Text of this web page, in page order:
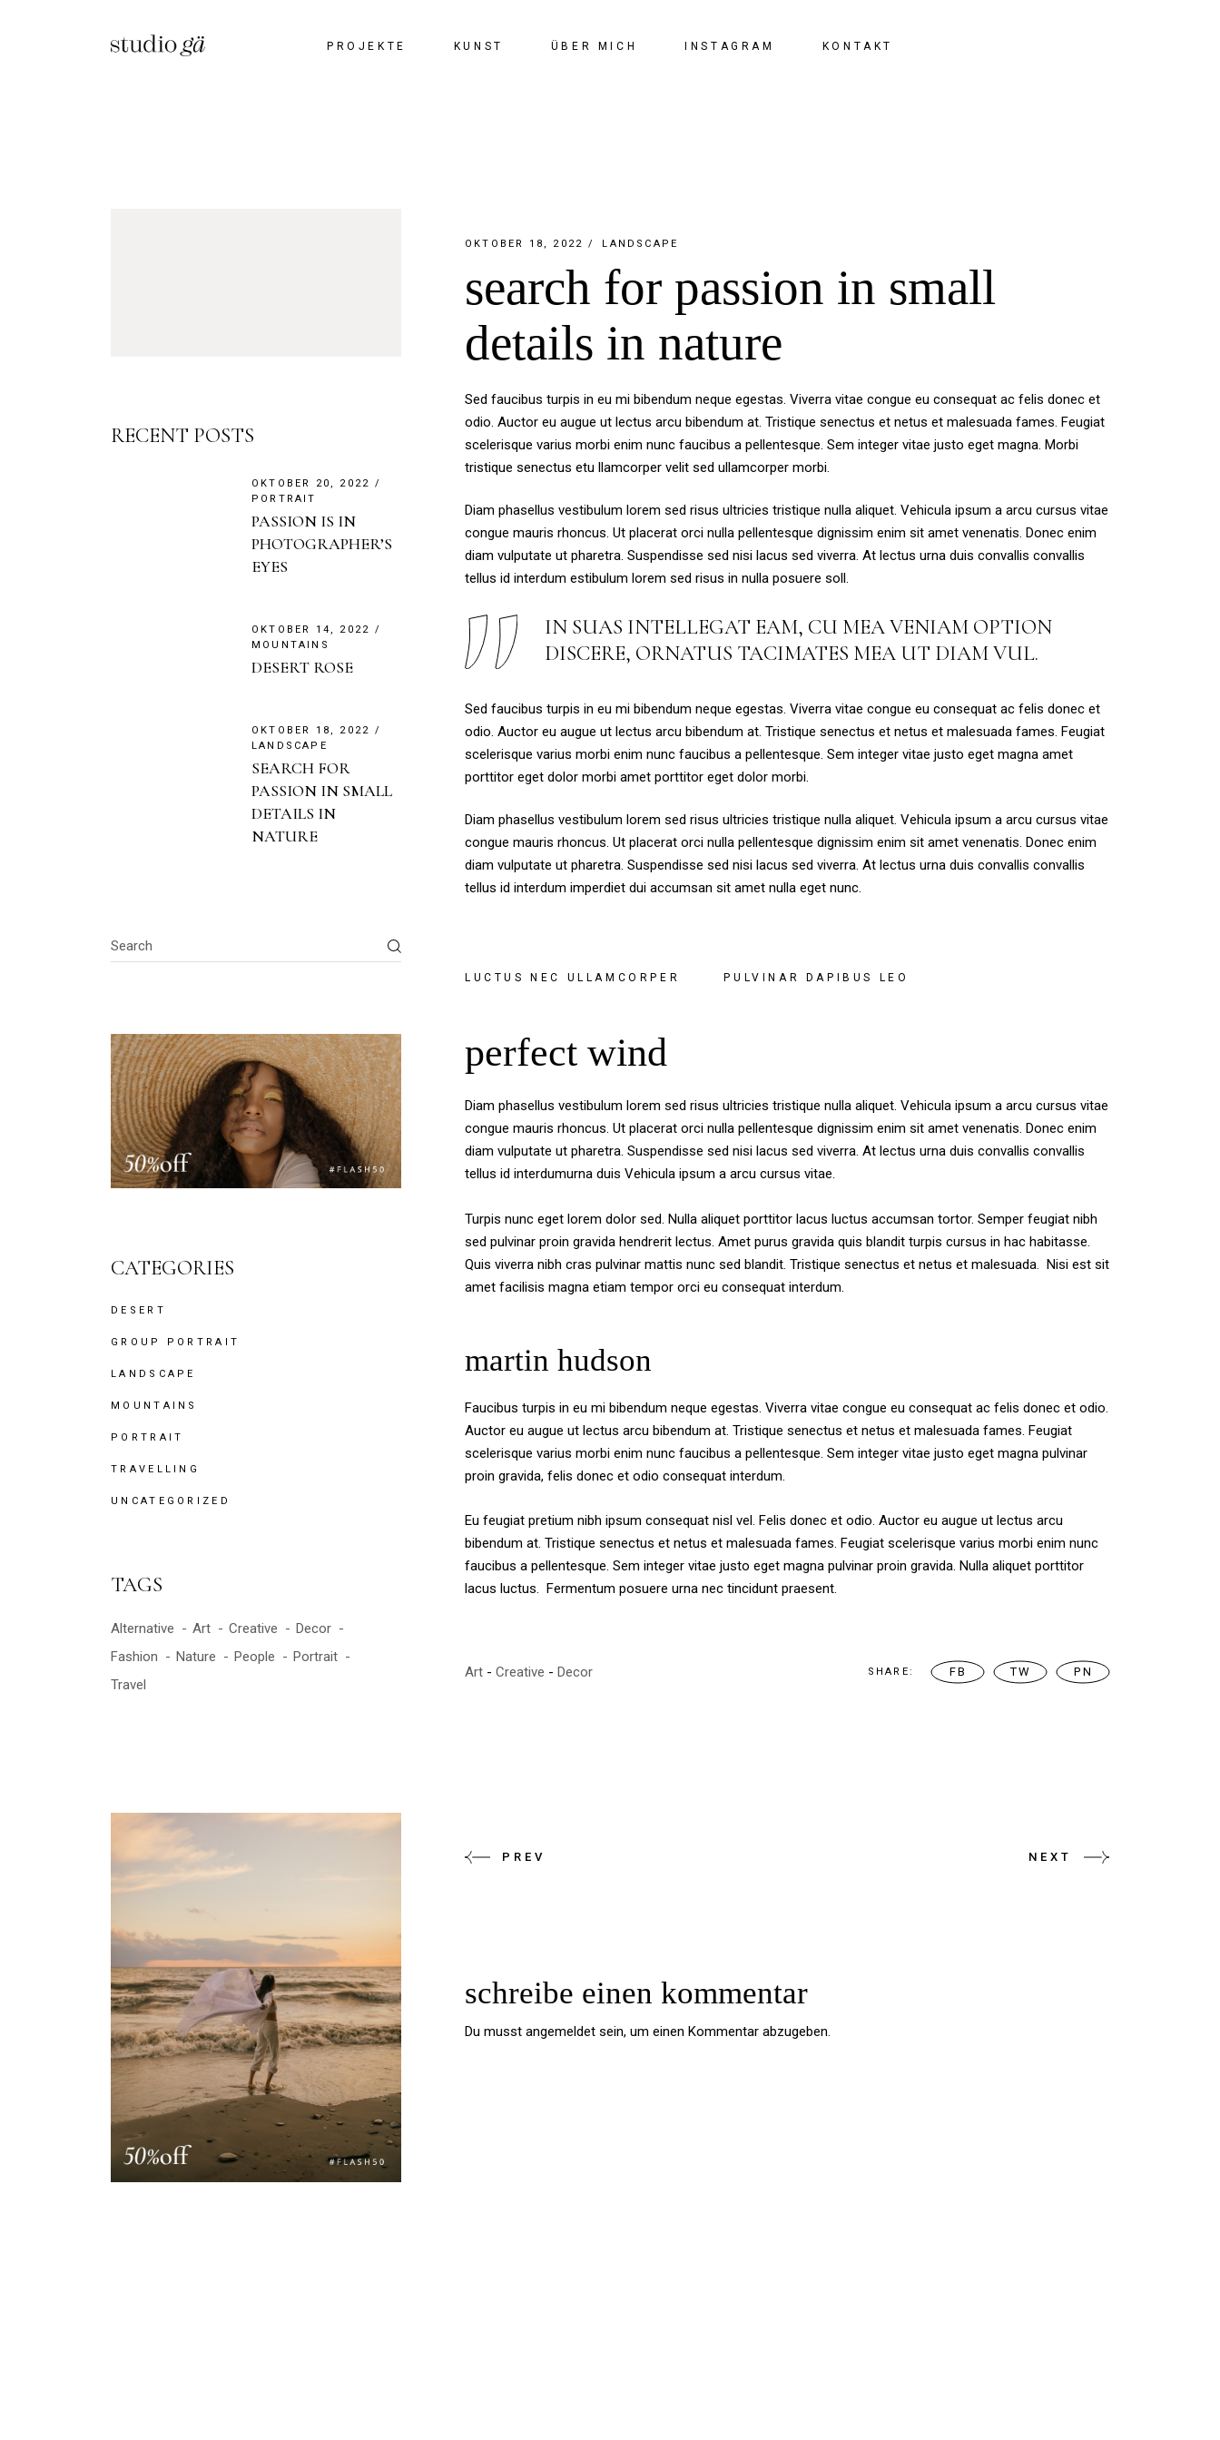
PROJEKTE KUNST ÜBER MICH INSTAGRAM KONTAKT
OKTOBER 18, 2022 LANDSCAPE
search for passion in small
details in nature
Sed faucibus turpis in eu mi bibendum neque egestas. Viverra vitae congue eu consequat ac felis donec et
odio. Auctor eu augue ut lectus arcu bibendum at. Tristique senectus et netus et malesuada fames. Feugiat
scelerisque varius morbi enim nunc faucibus a pellentesque. Sem integer vitae justo eget magna. Morbi
tristique senectus etu llamcorper velit sed ullamcorper morbi.
Diam phasellus vestibulum lorem sed risus ultricies tristique nulla aliquet. Vehicula ipsum a arcu cursus vitae
congue mauris rhoncus. Ut placerat orci nulla pellentesque dignissim enim sit amet venenatis. Donec enim
diam vulputate ut pharetra. Suspendisse sed nisi lacus sed viverra. At lectus urna duis convallis convallis
tellus id interdum estibulum lorem sed risus in nulla posuere soll.
IN SUAS INTELLEGAT EAM, CU MEA VENIAM OPTION
DISCERE, ORNATUS TACIMATES MEA UT DIAM VUL.
Sed faucibus turpis in eu mi bibendum neque egestas. Viverra vitae congue eu consequat ac felis donec et
odio. Auctor eu augue ut lectus arcu bibendum at. Tristique senectus et netus et malesuada fames. Feugiat
scelerisque varius morbi enim nunc faucibus a pellentesque. Sem integer vitae justo eget magna amet
porttitor eget dolor morbi amet porttitor eget dolor morbi.
Diam phasellus vestibulum lorem sed risus ultricies tristique nulla aliquet. Vehicula ipsum a arcu cursus vitae
congue mauris rhoncus. Ut placerat orci nulla pellentesque dignissim enim sit amet venenatis. Donec enim
diam vulputate ut pharetra. Suspendisse sed nisi lacus sed viverra. At lectus urna duis convallis convallis
tellus id interdum imperdiet dui accumsan sit amet nulla eget nunc.
LUCTUS NEC ULLAMCORPER PULVINAR DAPIBUS LEO
perfect wind
Diam phasellus vestibulum lorem sed risus ultricies tristique nulla aliquet. Vehicula ipsum a arcu cursus vitae
congue mauris rhoncus. Ut placerat orci nulla pellentesque dignissim enim sit amet venenatis. Donec enim
diam vulputate ut pharetra. Suspendisse sed nisi lacus sed viverra. At lectus urna duis convallis convallis
tellus id interdumurna duis Vehicula ipsum a arcu cursus vitae.
Turpis nunc eget lorem dolor sed. Nulla aliquet porttitor lacus luctus accumsan tortor. Semper feugiat nibh
sed pulvinar proin gravida hendrerit lectus. Amet purus gravida quis blandit turpis cursus in hac habitasse.
Quis viverra nibh cras pulvinar mattis nunc sed blandit. Tristique senectus et netus et malesuada. Nisi est sit
amet facilisis magna etiam tempor orci eu consequat interdum.
martin hudson
Faucibus turpis in eu mi bibendum neque egestas. Viverra vitae congue eu consequat ac felis donec et odio.
Auctor eu augue ut lectus arcu bibendum at. Tristique senectus et netus et malesuada fames. Feugiat
scelerisque varius morbi enim nunc faucibus a pellentesque. Sem integer vitae justo eget magna pulvinar
proin gravida, felis donec et odio consequat interdum.
Eu feugiat pretium nibh ipsum consequat nisl vel. Felis donec et odio. Auctor eu augue ut lectus arcu
bibendum at. Tristique senectus et netus et malesuada fames. Feugiat scelerisque varius morbi enim nunc
faucibus a pellentesque. Sem integer vitae justo eget magna pulvinar proin gravida. Nulla aliquet porttitor
lacus luctus. Fermentum posuere urna nec tincidunt praesent.
Art Creative Decor SHARE: FB TW PN
PREV NEXT
schreibe einen kommentar
Du musst angemeldetsein, um einen Kommentar abzugeben.
RECENT POSTS
OKTOBER 20, 2022
PORTRAIT
PASSION IS IN
PHOTOGRAPHER’S
EYES
OKTOBER 14, 2022
MOUNTAINS
DESERT ROSE
OKTOBER 18, 2022
LANDSCAPE
SEARCH FOR
PASSION IN SMALL
DETAILS IN
NATURE
CATEGORIES
DESERT
GROUP PORTRAIT
LANDSCAPE
MOUNTAINS
PORTRAIT
TRAVELLING
UNCATEGORIZED
TAGS
Alternative Art Creative
Decor
Fashion
Nature People
Portrait
Travel